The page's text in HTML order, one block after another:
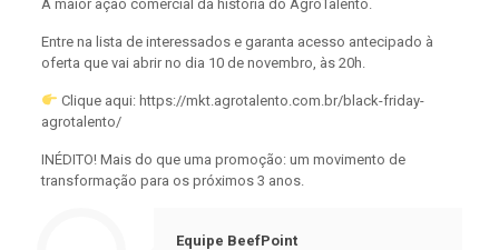
A maior ação comercial da história do AgroTalento.
Entre na lista de interessados e garanta acesso antecipado à
oferta que vai abrir no dia 10 de novembro, às 20h.
Clique aqui: https://mkt.agrotalento.com.br/black-friday-
agrotalento/
INÉDITO! Mais do que uma promoção: um movimento de
transformação para os próximos 3 anos.
Equipe BeefPoint